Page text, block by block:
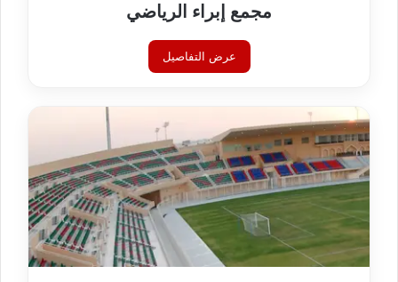
مجمع إبراء الرياضي
عرض التفاصيل